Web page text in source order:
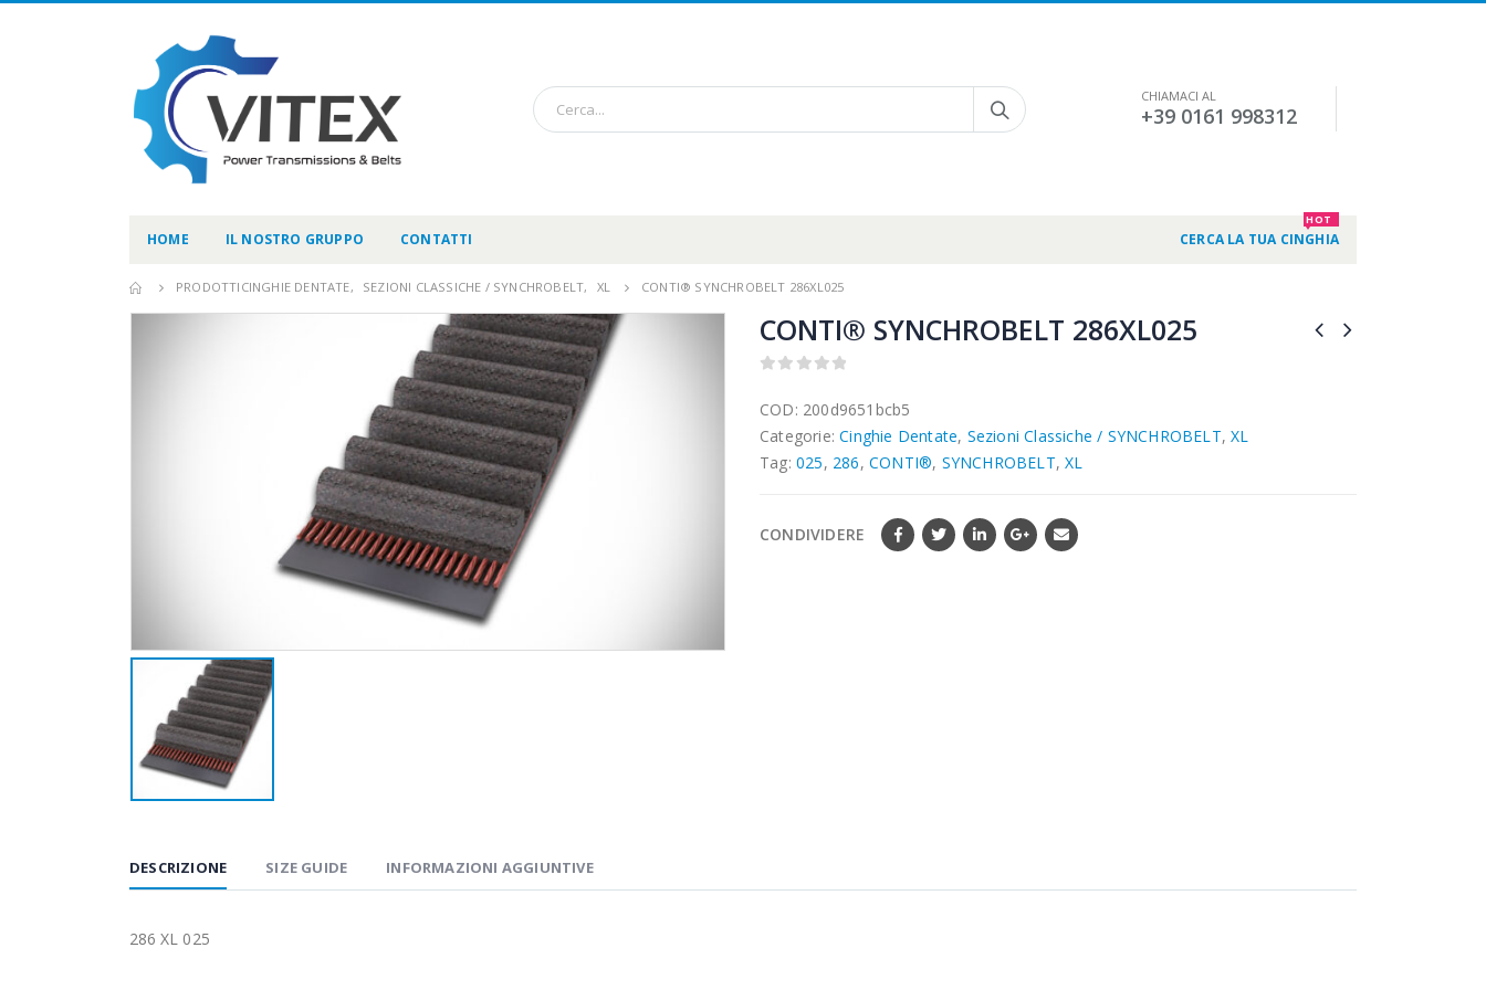
CHIAMACI AL
+39 0161 998312
HOME IL NOSTRO GRUPPO CONTATTI CERCA LA TUA CINGHIA
HOT
PRODOTTI CINGHIE DENTATE, SEZIONI CLASSICHE / SYNCHROBELT, XL CONTI® SYNCHROBELT 286XL025
CONTI® SYNCHROBELT 286XL025
COD: 200d9651bcb5
Categorie:Cinghie Dentate, Sezioni Classiche / SYNCHROBELT,XL
Tag: 025, 286,CONTI®, SYNCHROBELT,XL
CONDIVIDERE
DESCRIZIONE SIZE GUIDE INFORMAZIONI AGGIUNTIVE
286 XL 025